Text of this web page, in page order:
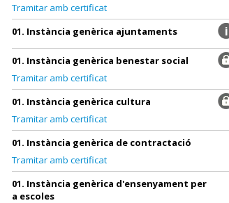
Tramitar amb certificat
01. Instància genèrica ajuntaments
01. Instància genèrica benestar social
Tramitar amb certificat
01. Instància genèrica cultura
Tramitar amb certificat
01. Instància genèrica de contractació
Tramitar amb certificat
01. Instància genèrica d'ensenyament per
a escoles